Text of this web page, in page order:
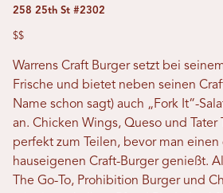
258 25th St #2302
$$
Warrens Craft Burger setzt bei
Frische und bietet neben seinen
Name schon sagt) auch „Fork It“-
an. Chicken Wings, Queso und Tater
perfekt zum Teilen, bevor man einen
hauseigenen Craft-Burger genießt.
The Go-To, Prohibition Burger und